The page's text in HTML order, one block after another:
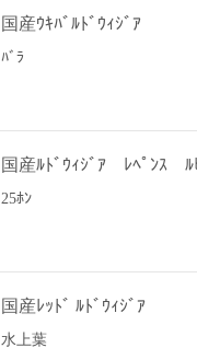
国産ｳｷﾊﾞﾙﾄﾞｳｨｼﾞｱ
ﾊﾞﾗ
国産ﾙﾄﾞｳｨｼﾞｱ ﾚﾍﾟﾝｽ ﾙ
25ﾎﾝ
国産ﾚｯﾄﾞ ﾙﾄﾞｳｨｼﾞｱ
水上葉